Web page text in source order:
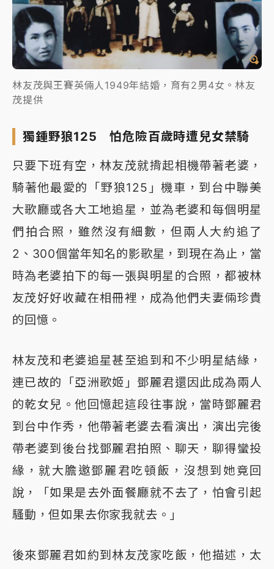
林友茂與王賽英倆人1949年結婚，育有2男4女。林友
茂提供
獨鍾野狼125 怕危險百歲時遭兒女禁騎
只要下班有空，林友茂就揹起相機帶著老婆，
騎著他最愛的「野狼125」機車，到台中聯美
大歌廳或各大工地追星，並為老婆和每個明星
們拍合照，雖然沒有細數，但兩人大約追了
2、300個當年知名的影歌星，到現在為止，當
時為老婆拍下的每一張與明星的合照，都被林
友茂好好收藏在相冊裡，成為他們夫妻倆珍貴
的回憶。
林友茂和老婆追星甚至追到和不少明星結緣，
連已故的「亞洲歌姬」鄧麗君還因此成為兩人
的乾女兒。他回憶起這段往事說，當時鄧麗君
到台中作秀，他帶著老婆去看演出，演出完後
帶老婆到後台找鄧麗君拍照、聊天，聊得蠻投
緣，就大膽邀鄧麗君吃頓飯，沒想到她竟回
說，「如果是去外面餐廳就不去了，怕會引起
騷動，但如果去你家我就去。」
後來鄧麗君如約到林友茂家吃飯，他描述，太